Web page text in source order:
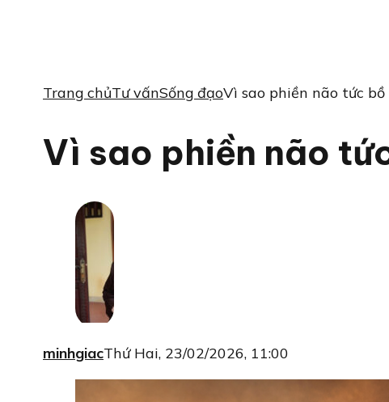
Trang chủTư vấnSống đạoVì sao phiền não tức bồ
Vì sao phiền não
minhgiacThứ Hai, 23/02/2026, 11:00